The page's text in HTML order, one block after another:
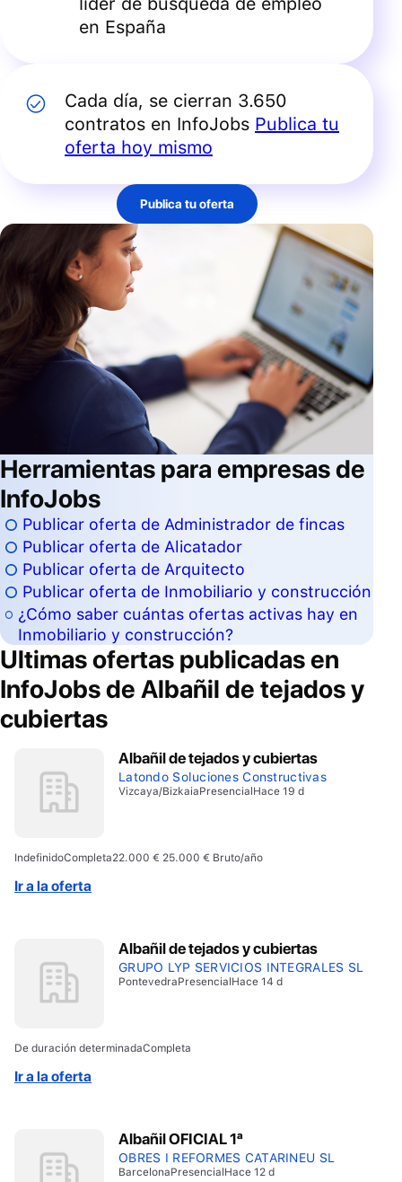
en España
Cada día, se cierran 3.650
contratos en InfoJobs Publica tu
oferta hoy mismo
Publica tu oferta
Herramientas para empresas de
InfoJobs
Publicar oferta de Administrador de fincas
Publicar oferta de Alicatador
Publicar oferta de Arquitecto
Publicar oferta de Inmobiliario y construcción
¿Cómo saber cuántas ofertas activas hay en
Inmobiliario y construcción?
Ultimas ofertas publicadas en
InfoJobs de Albañil de tejados y
cubiertas
Albañil de tejados y cubiertas
Latondo Soluciones Constructivas
Vizcaya/BizkaiaPresencialHace 19 d
IndefinidoCompleta22.000 € 25.000 € Bruto/año
Ir a la oferta
Albañil de tejados y cubiertas
GRUPO LYP SERVICIOS INTEGRALES SL
PontevedraPresencialHace 14 d
De duración determinadaCompleta
Ir a la oferta
Albañil OFICIAL 1ª
OBRES I REFORMES CATARINEU SL
BarcelonaPresencialHace 12 d